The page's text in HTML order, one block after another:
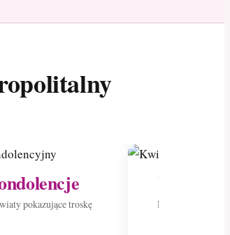
pokazujące troskę
Wyślij
Roznieś radość